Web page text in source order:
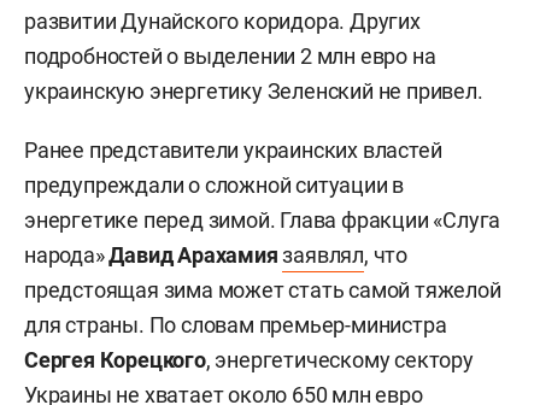
развитии Дунайского коридора. Других
подробностей о выделении 2 млн евро на
украинскую энергетику Зеленский не привел.
Ранее представители украинских властей
предупреждали о сложной ситуации в
энергетике перед зимой. Глава фракции «Слуга
народа»Давид Арахамия заявлял, что
предстоящая зима может стать самой тяжелой
для страны. По словам премьер-министра
Сергея Корецкого, энергетическому сектору
Украины не хватаетоколо 650 млн евро